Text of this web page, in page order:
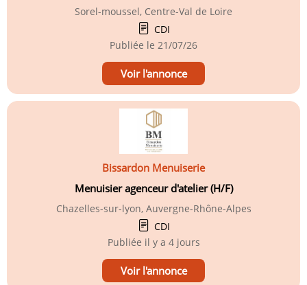
Sorel-moussel, Centre-Val de Loire
CDI
Publiée le 21/07/26
Voir l'annonce
Bissardon Menuiserie
Menuisier agenceur d'atelier (H/F)
Chazelles-sur-lyon, Auvergne-Rhône-Alpes
CDI
Publiée il y a 4 jours
Voir l'annonce